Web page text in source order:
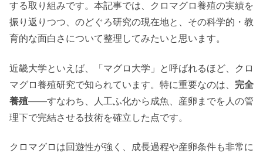
する取り組みです。本記事では、クロマグロ養殖の実績を
振り返りつつ、のどぐろ研究の現在地と、その科学的・教
育的な面白さについて整理してみたいと思います。
近畿大学といえば、「マグロ大学」と呼ばれるほど、クロ
マグロ養殖研究で知られています。特に重要なのは、 完全
養殖――すなわち、人工ふ化から成魚、産卵までを人の管
理下で完結させる技術を確立した点です。
クロマグロは回遊性が強く、成長過程や産卵条件も非常に